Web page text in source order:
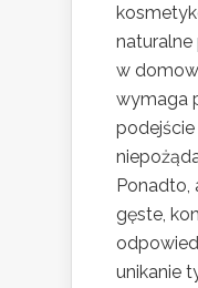
naturalne
w
wymaga
Ponadto,
gęste,
unikanie